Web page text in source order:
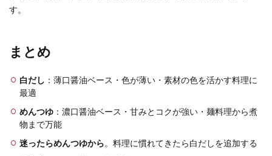
す。
まとめ
白だし ：薄口醤油ベース・色が薄い・素材の色を活かす料理に
最適
めんつゆ ：濃口醤油ベース・甘みとコクが強い・麺料理から煮
物まで万能
迷ったらめんつゆから。料理に慣れてきたら白だしを追加する